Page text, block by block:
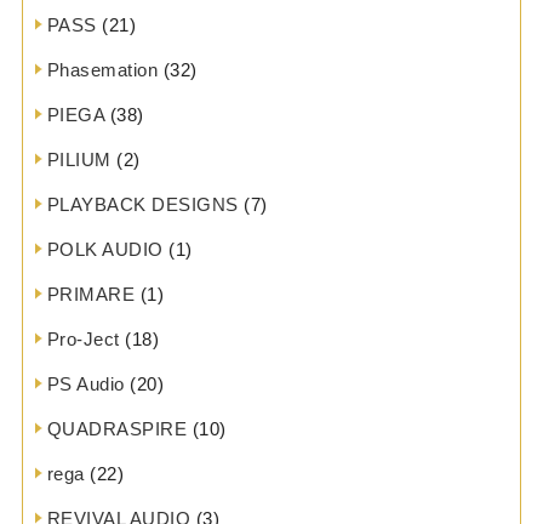
PASS (21)
Phasemation (32)
PIEGA(38)
PILIUM (2)
PLAYBACK DESIGNS (7)
POLK AUDIO (1)
PRIMARE (1)
Pro-Ject (18)
PS Audio (20)
QUADRASPIRE (10)
rega (22)
REVIVAL AUDIO (3)